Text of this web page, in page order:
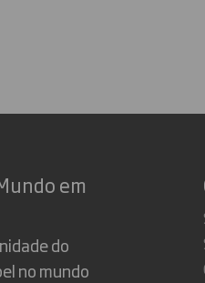
em
do
no mundo